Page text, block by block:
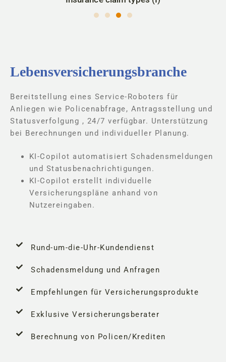
Lebensversicherungsbranche
Bereitstellung eines Service-Roboters für
Anliegen wie Policenabfrage, Antragsstellung und
Statusverfolgung , 24/7 verfügbar. Unterstützung
bei Berechnungen und individueller Planung.
KI-Copilot automatisiert Schadensmeldungen
und Statusbenachrichtigungen.
KI-Copilot erstellt individuelle
Versicherungspläne anhand von
Nutzereingaben.
Rund-um-die-Uhr-Kundendienst
Schadensmeldung und Anfragen
Empfehlungen für Versicherungsprodukte
Exklusive Versicherungsberater
Berechnung von Policen/Krediten